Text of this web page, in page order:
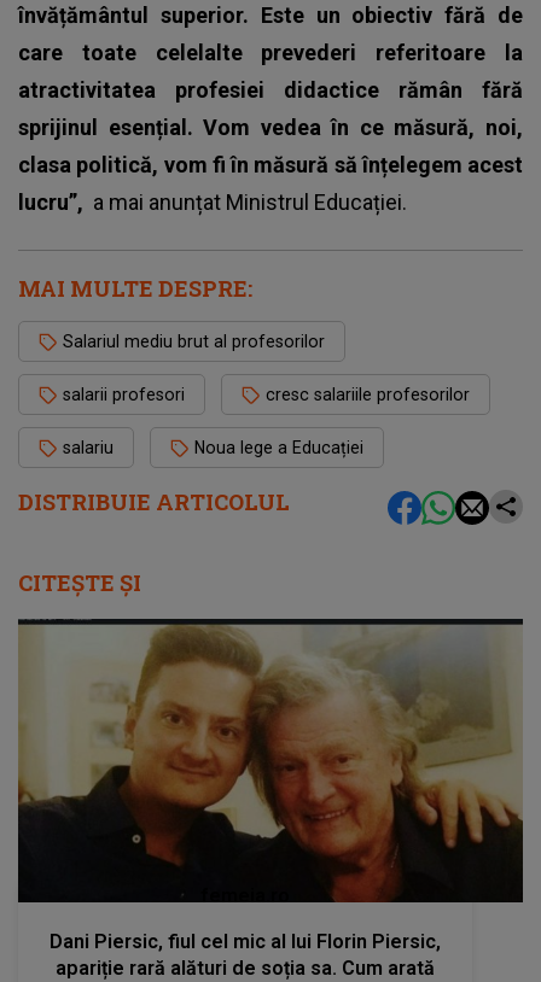
DISTRIBUIE ARTICOLUL
învățământul superior. Este un obiectiv fără de
care toate celelalte prevederi referitoare la
atractivitatea profesiei didactice rămân fără
sprijinul esențial. Vom vedea în ce măsură, noi,
clasa politică, vom fi în măsură să înțelegem acest
lucru”, a mai anunțat Ministrul Educației.
MAI MULTE DESPRE:
Salariul mediu brut al profesorilor
salarii profesori cresc salariile profesorilor
salariu Noua lege a Educației
CITEȘTE ȘI
Dani Piersic, fiul cel mic al lui Florin Piersic,
apariție rară alături de soția sa. Cum arată